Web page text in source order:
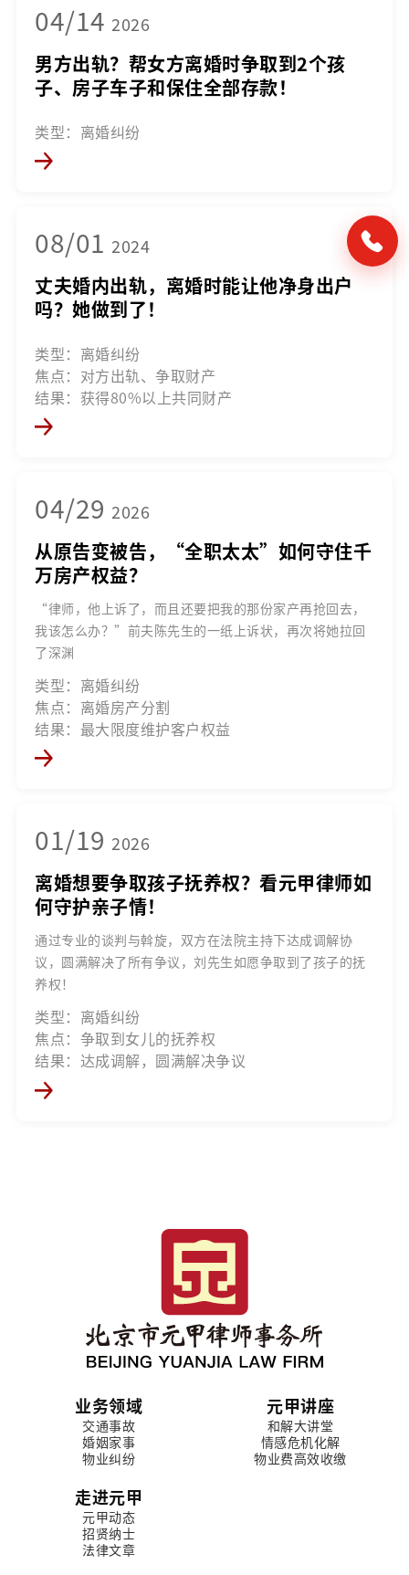
04/14 2026
男方出轨？帮女方离婚时争取到2个孩
子、房子车子和保住全部存款！
类型：离婚纠纷
08/01 2024
丈夫婚内出轨，离婚时能让他净身出户
吗？她做到了！
类型：离婚纠纷
焦点：对方出轨、争取财产
结果：获得80%以上共同财产
04/29 2026
从原告变被告，“全职太太”如何守住千
万房产权益？
“律师，他上诉了，而且还要把我的那份家产再抢回去，
我该怎么办？”前夫陈先生的一纸上诉状，再次将她拉回
了深渊
类型：离婚纠纷
焦点：离婚房产分割
结果：最大限度维护客户权益
01/19 2026
离婚想要争取孩子抚养权？看元甲律师如
何守护亲子情！
通过专业的谈判与斡旋，双方在法院主持下达成调解协
议，圆满解决了所有争议，刘先生如愿争取到了孩子的抚
养权！
类型：离婚纠纷
焦点：争取到女儿的抚养权
结果：达成调解，圆满解决争议
业务领域
交通事故
婚姻家事
物业纠纷
元甲讲座
和解大讲堂
情感危机化解
物业费高效收缴
走进元甲
元甲动态
招贤纳士
法律文章